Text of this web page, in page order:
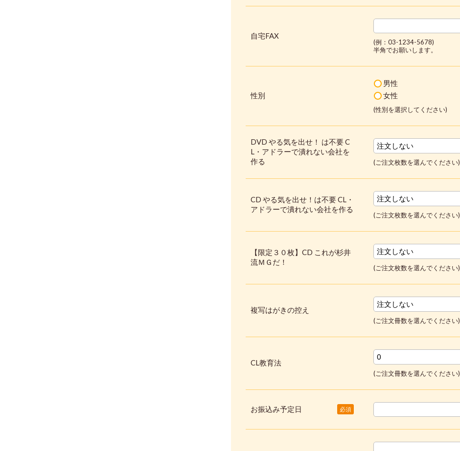
自宅FAX
(例：03-1234-5678)
半角でお願いします。
性別
男性
女性
(性別を選択してください)
DVD やる気を出せ！ は不要 C
L・アドラーで潰れない会社を
作る
(ご注文枚数を選んでください)
CD やる気を出せ！は不要 CL・
アドラーで潰れない会社を作る
(ご注文枚数を選んでください)
【限定３０枚】CD これが杉井
流ＭＧだ！
(ご注文枚数を選んでください)
複写はがきの控え
(ご注文冊数を選んでください)
CL教育法
(ご注文冊数を選んでください)
お振込み予定日 必須